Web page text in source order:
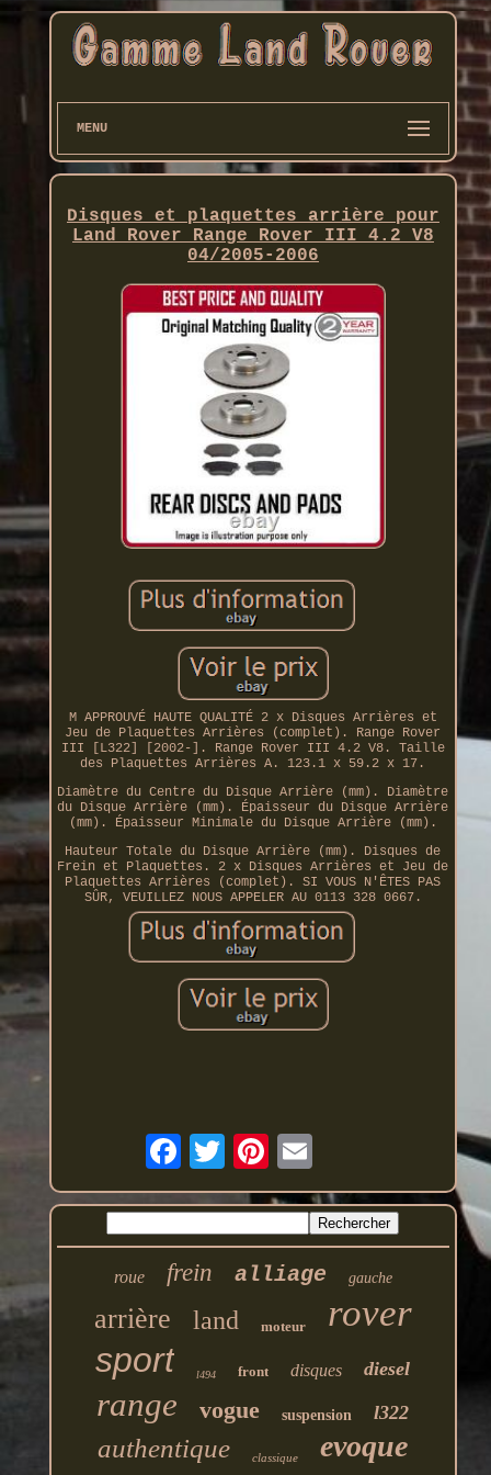
MENU
Disques et plaquettes arrière pour
Land Rover Range Rover III 4.2 V8
04/2005-2006
M APPROUVÉ HAUTE QUALITÉ 2 x Disques Arrières et
Jeu de Plaquettes Arrières (complet). Range Rover
III [L322] [2002-]. Range Rover III 4.2 V8. Taille
des Plaquettes Arrières A. 123.1 x 59.2 x 17.
Diamètre du Centre du Disque Arrière (mm). Diamètre
du Disque Arrière (mm). Épaisseur du Disque Arrière
(mm). Épaisseur Minimale du Disque Arrière (mm).
Hauteur Totale du Disque Arrière (mm). Disques de
Frein et Plaquettes. 2 x Disques Arrières et Jeu de
Plaquettes Arrières (complet). SI VOUS N'ÊTES PAS
SÛR, VEUILLEZ NOUS APPELER AU 0113 328 0667.
roue frein alliage gauche
arrière land moteur rover
sport l494 front disques diesel
range vogue suspension l322
authentique classique evoque